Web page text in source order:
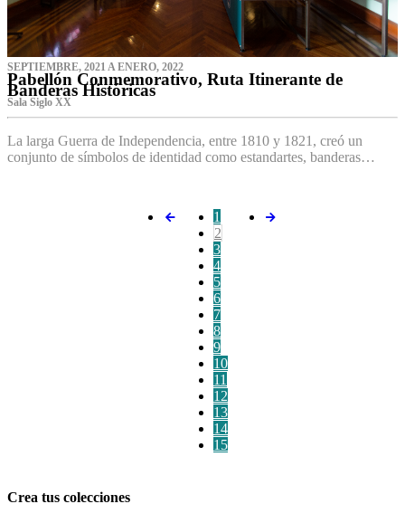
SEPTIEMBRE, 2021 A ENERO, 2022
Pabellón Conmemorativo, Ruta Itinerante de
Banderas Históricas
Sala Siglo XX
La larga Guerra de Independencia, entre 1810 y 1821, creó un
conjunto de símbolos de identidad como estandartes, banderas…
1
2
3
4
5
6
7
8
9
10
11
12
13
14
15
Crea tus colecciones